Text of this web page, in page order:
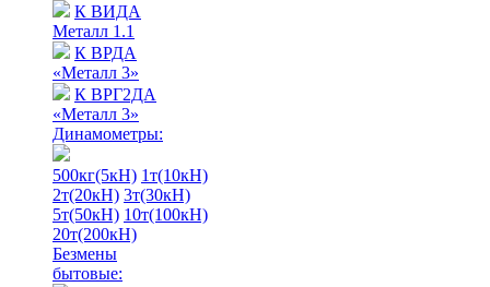
К ВИДА
Металл 1.1
К ВРДА
«Металл 3»
К ВРГ2ДА
«Металл 3»
Динамометры:
500кг(5кН) 1т(10кН)
2т(20кН) 3т(30кН)
5т(50кН) 10т(100кН)
20т(200кН)
Безмены
бытовые: